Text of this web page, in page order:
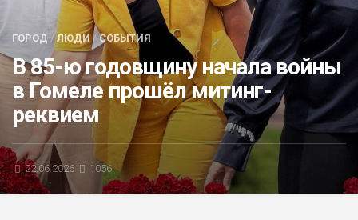
БЛИЦ-ОПРОС
АФИША
ГОРОД/ЛЮДИ/СОБЫТИЯ
В 85-ю годовщину начала войны
в Гомеле прошёл митинг-
реквием
22.06.2026 1056